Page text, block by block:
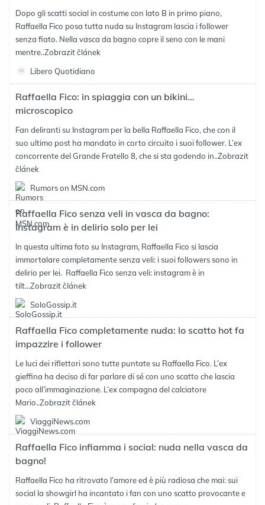
Dopo gli scatti social in costume con lato B in primo piano,
Raffaella Fico posa tutta nuda su Instagram lascia i follower
senza fiato. Nella vasca da bagno copre il seno con le mani
mentre..Zobrazit článek
Libero Quotidiano
Raffaella Fico: in spiaggia con un bikini…
microscopico
Fan deliranti su Instagram per la bella Raffaella Fico, che con il
suo ultimo post ha mandato in corto circuito i suoi follower. L’ex
concorrente del Grande Fratello 8, che si sta godendo in..Zobrazit
článek
Rumors on MSN.com
Raffaella Fico senza veli in vasca da bagno:
Instagram è in delirio solo per lei
In questa ultima foto su Instagram, Raffaella Fico si lascia
immortalare completamente senza veli: i suoi followers sono in
delirio per lei. Raffaella Fico senza veli: instagram è in
tilt...Zobrazit článek
SoloGossip.it
Raffaella Fico completamente nuda: lo scatto hot fa
impazzire i follower
Le luci dei riflettori sono tutte puntate su Raffaella Fico. L’ex
gieffina ha deciso di far parlare di sé con uno scatto che lascia
poco all’immaginazione. L’ex compagna del calciatore
Mario..Zobrazit článek
ViaggiNews.com
Raffaella Fico infiamma i social: nuda nella vasca da
bagno!
Raffaella Fico ha ritrovato l’amore ed è più radiosa che mai: sui
social la showgirl ha incantato i fan con uno scatto provocante e